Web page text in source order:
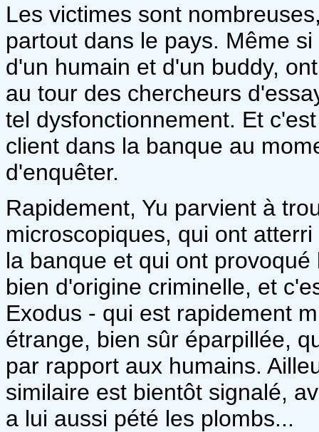
Les victimes sont
partout dans le pays. Même
d'un humain et d'un buddy,
au tour des chercheurs
tel dysfonctionnement. Et
client dans la banque au
d'enquêter.
Rapidement, Yu parvient à
microscopiques, qui ont
la banque et qui ont
bien d'origine criminelle, et
Exodus - qui est rapidement
étrange, bien sûr éparpillée,
par rapport aux humains.
similaire est bientôt signalé,
a lui aussi pété les plombs...